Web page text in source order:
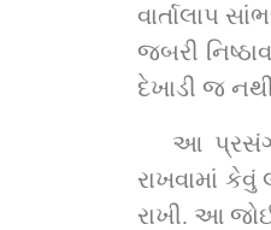
વાર્તાલાપ
જબરી નિષ્ઠાવાળા
દેખાડી જ
આ
રાખવામાં
રાખી. આ